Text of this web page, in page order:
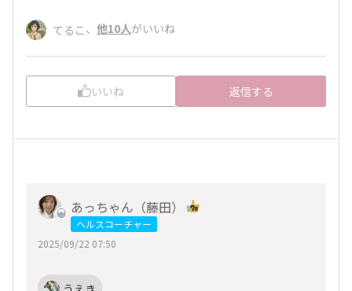
てるこ 、 他10人がいいね
いいね 返信する
あっちゃん（藤田）
ヘルスコーチャー
2025/09/22 07:50